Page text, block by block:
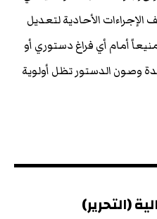
الإجراءات الأحادية لتعديل
أمام أي فراغ دستوري أو
وصون الدستور تظل أولوية
(التحرير)